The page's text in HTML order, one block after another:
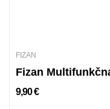
FIZAN
Fizan
9,90 €